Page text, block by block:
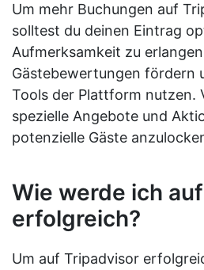
Um mehr Buchungen auf
solltest du deinen Eintrag
Aufmerksamkeit zu
Gästebewertungen fördern
Tools der Plattform nutzen.
spezielle Angebote und
potenzielle Gäste
Wie werde ich
erfolgreich?
Um auf Tripadvisor